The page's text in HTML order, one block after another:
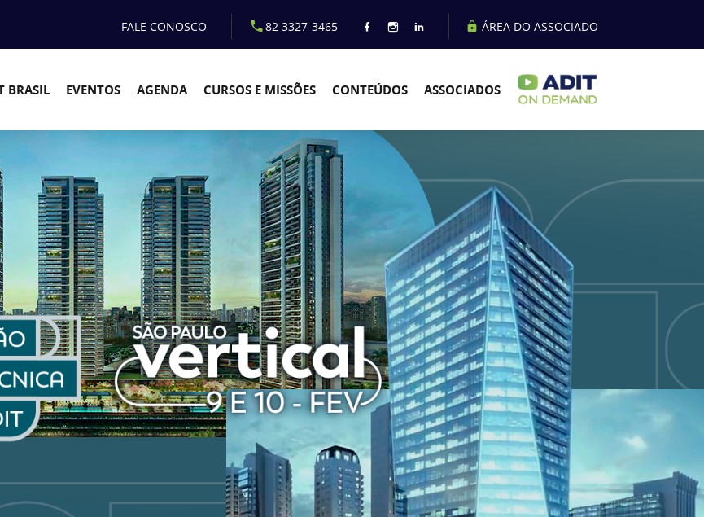
FALE CONOSCO 82 3327-3465 ÁREA DO ASSOCIADO
BRASIL EVENTOS AGENDA CURSOS E MISSÕES CONTEÚDOS ASSOCIADOS